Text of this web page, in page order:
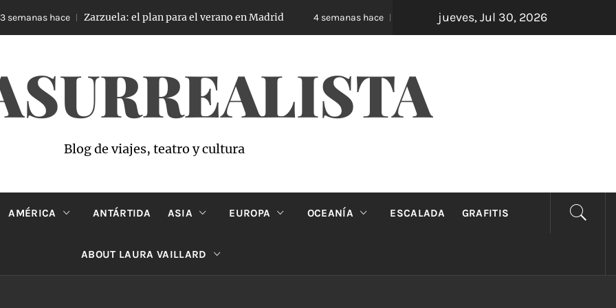
hace Zarzuela: el plan para el verano en Madrid 4 semanas hace Oveja Negra: el unipersonal que se ríe de los
jueves, Jul 30, 2026
Blog de viajes, teatro y cultura
AMÉRICA ANTÁRTIDA ASIA EUROPA OCEANÍA ESCALADA GRAFITIS
ABOUT LAURA VAILLARD